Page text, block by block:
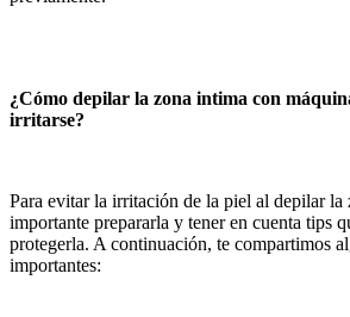
¿Cómo depilar la zona intima con
irritarse?
Para evitar la irritación de la piel al depilar la
importante prepararla y tener en cuenta tips
protegerla. A continuación, te compartimos
importantes: